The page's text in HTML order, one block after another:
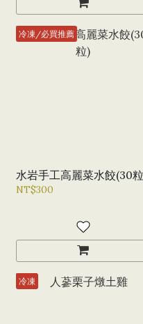
冷凍/必買推薦
水岩手工高麗菜水餃(30
NT$300
冷凍